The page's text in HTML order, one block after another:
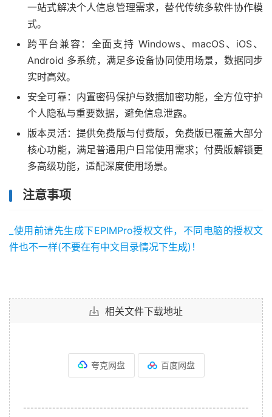
一站式解决个人信息管理需求，替代传统多软件协作模
式。
跨平台兼容：全面支持 Windows、macOS、iOS、
Android 多系统，满足多设备协同使用场景，数据同步
实时高效。
安全可靠：内置密码保护与数据加密功能，全方位守护
个人隐私与重要数据，避免信息泄露。
版本灵活：提供免费版与付费版，免费版已覆盖大部分
核心功能，满足普通用户日常使用需求；付费版解锁更
多高级功能，适配深度使用场景。
注意事项
_使用前请先生成下EPIMPro授权文件，不同电脑的授权文
件也不一样(不要在有中文目录情况下生成)！
相关文件下载地址
夸克网盘 百度网盘
--------------------------------------------------------------